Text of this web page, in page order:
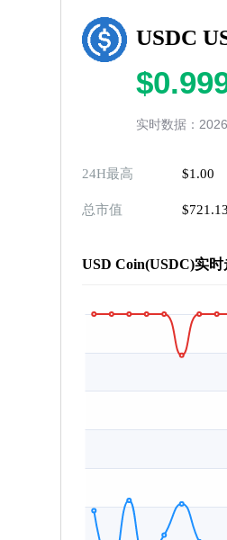
USDC
实时数据：
24H最高 $1.00
总市值
USD Coin(USDC)实时